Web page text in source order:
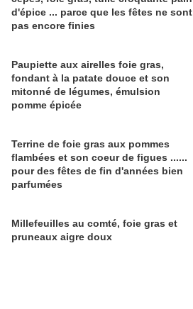
d'épice ... parce que les fêtes ne sont
pas encore finies
Paupiette aux airelles foie gras,
fondant à la patate douce et son
mitonné de légumes, émulsion
pomme épicée
Terrine de foie gras aux pommes
flambées et son coeur de figues ......
pour des fêtes de fin d'années bien
parfumées
Millefeuilles au comté, foie gras et
pruneaux aigre doux